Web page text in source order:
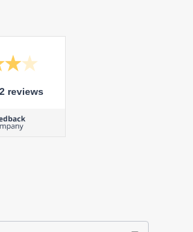
reviews